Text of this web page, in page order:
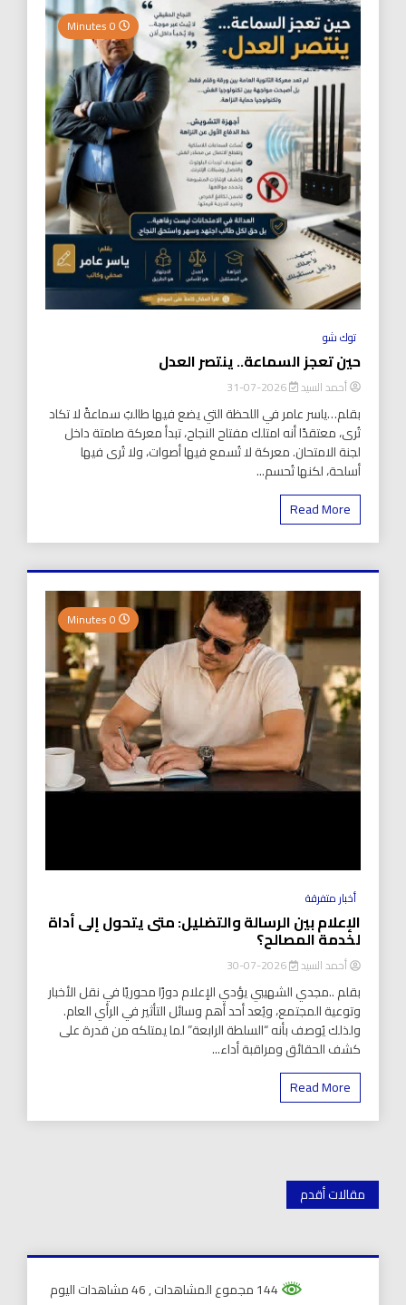
توك شو
حين تعجز السماعة.. ينتصر العدل
أحمد السيد 2026-07-31
بقلم…ياسر عامر في اللحظة التي يضع فيها طالبٌ سماعةً لا تكاد
تُرى، معتقدًا أنه امتلك مفتاح النجاح، تبدأ معركة صامتة داخل
لجنة الامتحان. معركة لا تُسمع فيها أصوات، ولا تُرى فيها
أسلحة، لكنها تُحسم...
Read More
أخبار متفرقة
الإعلام بين الرسالة والتضليل: متى يتحول إلى أداة
لخدمة المصالح؟
أحمد السيد 2026-07-30
بقلم ..مجدي الشهيبي يؤدي الإعلام دورًا محوريًا في نقل الأخبار
وتوعية المجتمع، ويُعد أحد أهم وسائل التأثير في الرأي العام.
ولذلك يُوصف بأنه “السلطة الرابعة” لما يمتلكه من قدرة على
كشف الحقائق ومراقبة أداء...
Read More
تصفّح
المقالات
مقالات أقدم
, 46 مشاهدات اليوم